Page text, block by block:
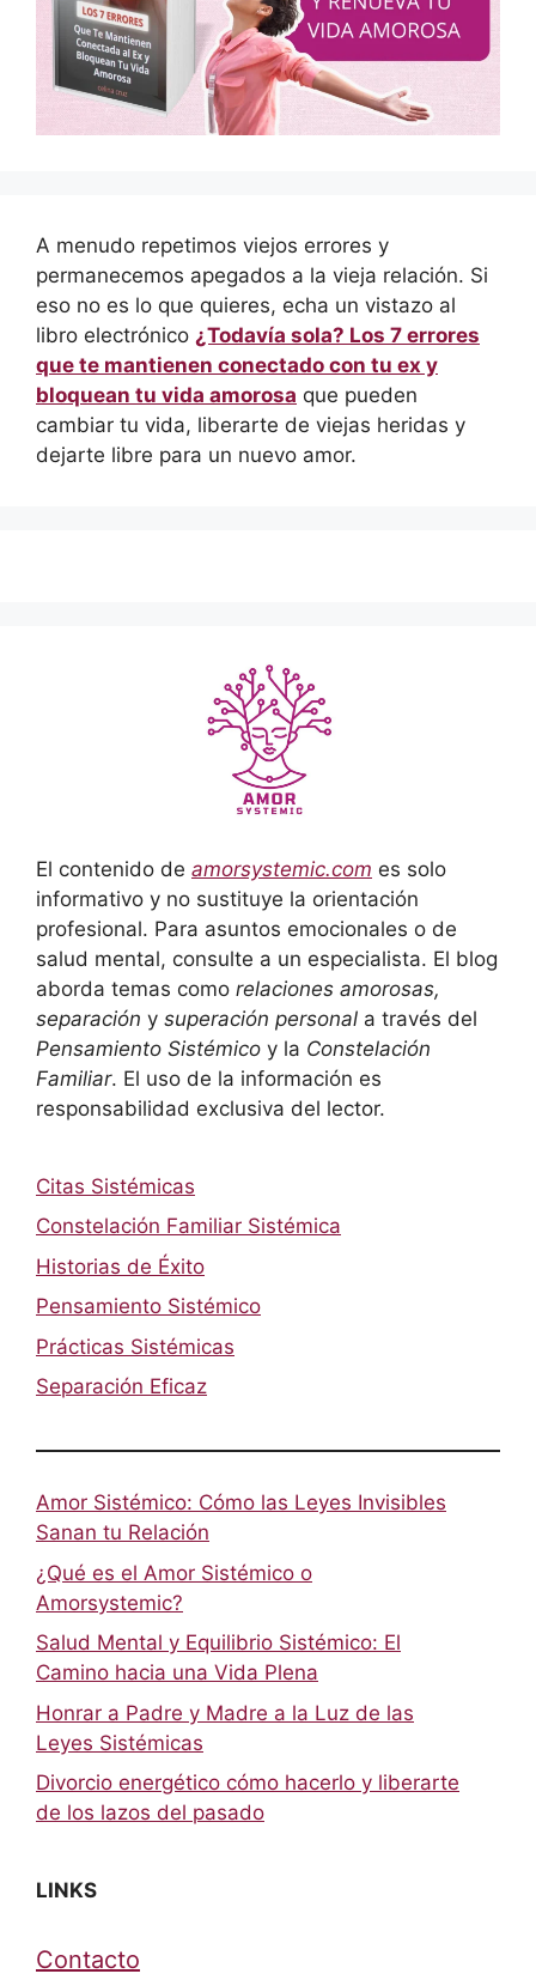
A menudo repetimos viejos errores y
permanecemos apegados a la vieja relación. Si
eso no es lo que quieres, echa un vistazo al
libro electrónico ¿Todavía sola? Los 7 errores
que te mantienen conectado con tu ex y
bloquean tu vida amorosa que pueden
cambiar tu vida, liberarte de viejas heridas y
dejarte libre para un nuevo amor.
El contenido de amorsystemic.com es solo
informativo y no sustituye la orientación
profesional. Para asuntos emocionales o de
salud mental, consulte a un especialista. El blog
aborda temas como relaciones amorosas,
separación y superación personal a través del
Pensamiento Sistémico y la Constelación
Familiar. El uso de la información es
responsabilidad exclusiva del lector.
Citas Sistémicas
Constelación Familiar Sistémica
Historias de Éxito
Pensamiento Sistémico
Prácticas Sistémicas
Separación Eficaz
Amor Sistémico: Cómo las Leyes Invisibles
Sanan tu Relación
¿Qué es el Amor Sistémico o
Amorsystemic?
Salud Mental y Equilibrio Sistémico: El
Camino hacia una Vida Plena
Honrar a Padre y Madre a la Luz de las
Leyes Sistémicas
Divorcio energético cómo hacerlo y liberarte
de los lazos del pasado
LINKS
Contacto